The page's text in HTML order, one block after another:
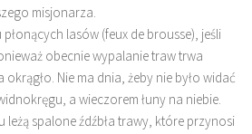
misjonarza.
lasów (feux de brousse), jeśli
obecnie wypalanie traw trwa
okrągło. Nie ma dnia, żeby nie było widać
a wieczorem łuny na niebie.
spalone źdźbła trawy, które przynosi